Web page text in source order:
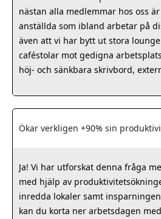
nästan alla medlemmar hos oss
anställda som ibland arbetar på
även att vi har bytt ut stora
caféstolar mot gedigna
höj- och sänkbara skrivbord,
Ökar verkligen +90% sin
Ja! Vi har utforskat denna fråga
med hjälp av
inredda lokaler samt
kan du korta ner arbetsdagen